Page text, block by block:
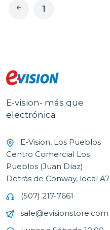
1
E-vision- más que
electrónica
E-Vision, Los Pueblos
Centro Comercial Los
Pueblos (Juan Díaz)
Detrás de Conway, local A7
(507) 217-7661
sale@evisionstore.com